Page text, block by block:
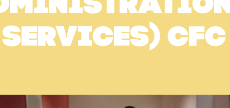
services) CFC